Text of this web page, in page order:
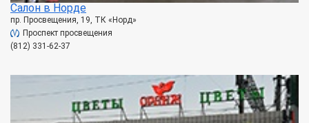
Салон в Норде
пр. Просвещения, 19, ТК «Норд»
Проспект просвещения
(812) 331-62-37